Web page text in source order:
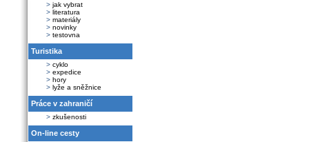
> jak vybrat
> literatura
> materiály
> novinky
> testovna
Turistika
> cyklo
> expedice
> hory
> lyže a sněžnice
Práce v zahraničí
> zkušenosti
On-line cesty